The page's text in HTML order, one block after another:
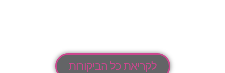
לקריאת כל הביקורות